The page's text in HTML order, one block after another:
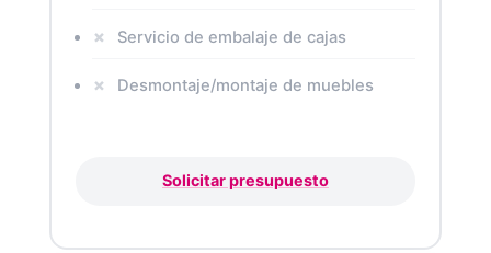
Servicio de embalaje de cajas
Desmontaje/montaje de muebles
Solicitar presupuesto